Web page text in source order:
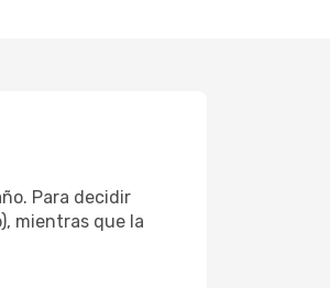
Para decidir
mientras que la